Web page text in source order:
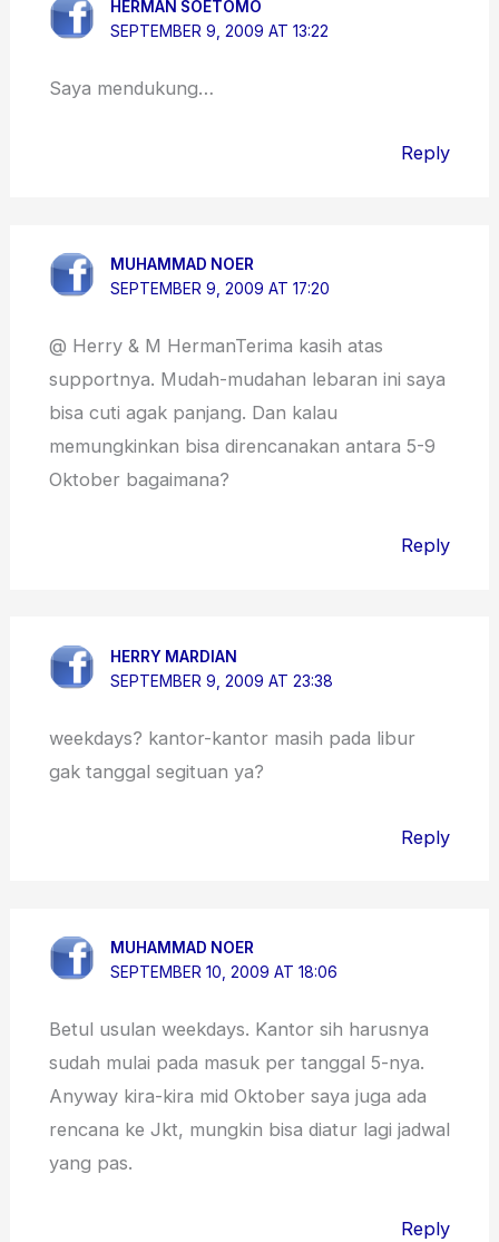
HERMAN SOETOMO
SEPTEMBER 9, 2009 AT 13:22
Saya mendukung…
Reply
MUHAMMAD NOER
SEPTEMBER 9, 2009 AT 17:20
@ Herry & M HermanTerima kasih atas
supportnya. Mudah-mudahan lebaran ini saya
bisa cuti agak panjang. Dan kalau
memungkinkan bisa direncanakan antara 5-9
Oktober bagaimana?
Reply
HERRY MARDIAN
SEPTEMBER 9, 2009 AT 23:38
weekdays? kantor-kantor masih pada libur
gak tanggal segituan ya?
Reply
MUHAMMAD NOER
SEPTEMBER 10, 2009 AT 18:06
Betul usulan weekdays. Kantor sih harusnya
sudah mulai pada masuk per tanggal 5-nya.
Anyway kira-kira mid Oktober saya juga ada
rencana ke Jkt, mungkin bisa diatur lagi jadwal
yang pas.
Reply